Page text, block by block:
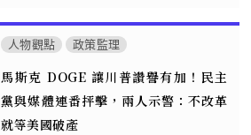
人物觀點 政策監理
馬斯克 DOGE 讓川普讚譽有加！民主
黨與媒體連番抨擊，兩人示警：不改革
就等美國破產